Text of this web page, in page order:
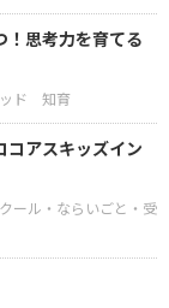
！思考力を育てる
ド 知育
コアスキッズイン
ール・ならいごと・受